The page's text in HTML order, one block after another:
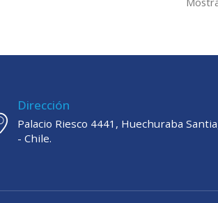
Dirección
Palacio Riesco 4441, Huechuraba
- Chile.